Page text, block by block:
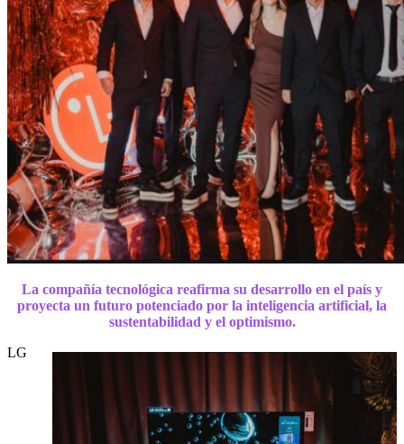
La compañía tecnológica reafirma su desarrollo en el país y
proyecta un futuro potenciado por la inteligencia artificial, la
sustentabilidad y el optimismo.
LG